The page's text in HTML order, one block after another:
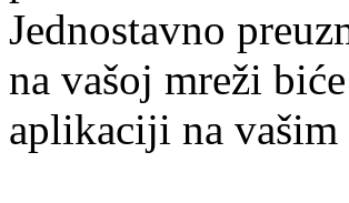
Jednostavno
na vašoj mreži
aplikaciji na